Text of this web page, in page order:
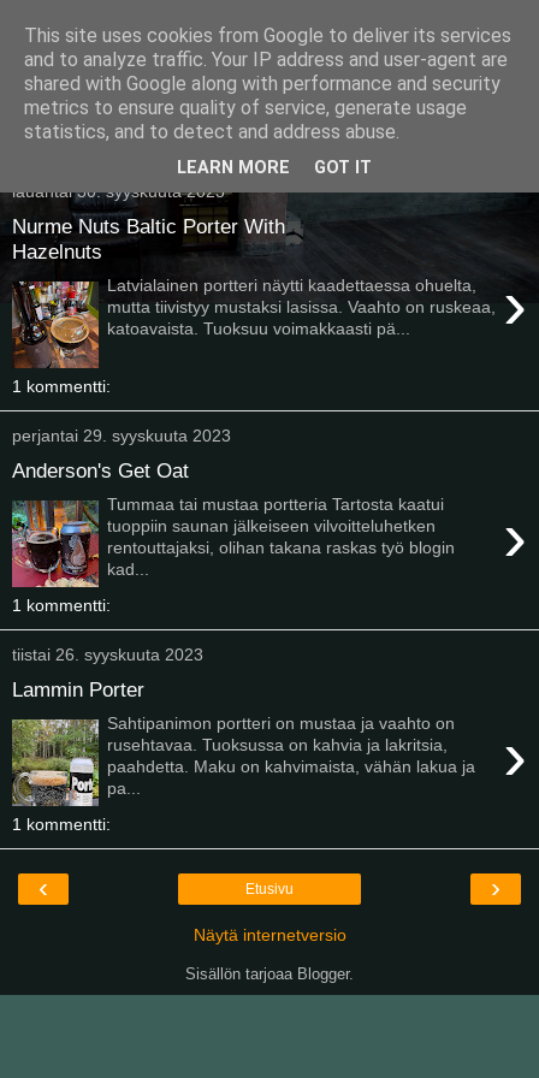
Pullollinen
lauantai 30. syyskuuta 2023
Nurme Nuts Baltic Porter With
Hazelnuts
›
Latvialainen portteri näytti kaadettaessa ohuelta,
mutta tiivistyy mustaksi lasissa. Vaahto on ruskeaa,
katoavaista. Tuoksuu voimakkaasti pä...
1 kommentti:
perjantai 29. syyskuuta 2023
Anderson's Get Oat
›
Tummaa tai mustaa portteria Tartosta kaatui
tuoppiin saunan jälkeiseen vilvoitteluhetken
rentouttajaksi, olihan takana raskas työ blogin
kad...
1 kommentti:
tiistai 26. syyskuuta 2023
Lammin Porter
›
Sahtipanimon portteri on mustaa ja vaahto on
rusehtavaa. Tuoksussa on kahvia ja lakritsia,
paahdetta. Maku on kahvimaista, vähän lakua ja
pa...
1 kommentti:
‹ ›
Etusivu
Näytä internetversio
Sisällön tarjoaa Blogger.
This site uses cookies from Google to deliver its services
and to analyze traffic. Your IP address and user-agent are
shared with Google along with performance and security
metrics to ensure quality of service, generate usage
statistics, and to detect and address abuse.
LEARN MORE GOT IT